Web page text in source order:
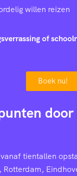
willen reizen
of
Boek nu!
tientallen